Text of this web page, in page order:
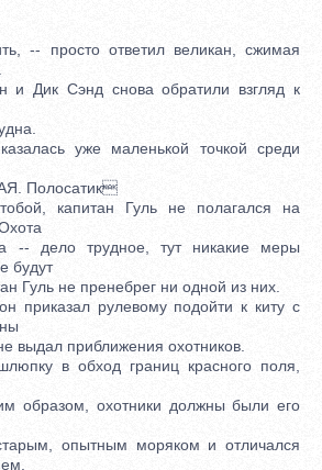
просто ответил великан, сжимая
Сэнд снова обратили взгляд к
уже маленькой точкой среди
Полосатик
капитан Гуль не полагался на
дело трудное, тут никакие меры
будут
Гуль не пренебрег ни одной из них.
рулевому подойти к киту с
выдал приближения охотников.
в обход границ красного поля,
образом, охотники должны были его
опытным моряком и отличался